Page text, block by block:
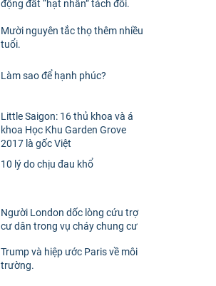
động đất “hạt nhân” tách đôi.
Mười nguyên tắc thọ thêm nhiều
tuổi.
Làm sao để hạnh phúc?
Little Saigon: 16 thủ khoa và á
khoa Học Khu Garden Grove
2017 là gốc Việt
10 lý do chịu đau khổ
Người London dốc lòng cứu trợ
cư dân trong vụ cháy chung cư
Trump và hiệp ước Paris về môi
trường.